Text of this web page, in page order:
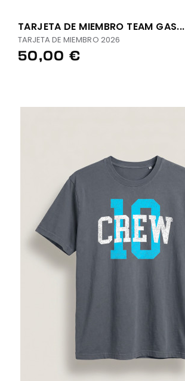
TARJETA DE MIEMBRO TEAM GAS...
TARJETA DE MIEMBRO 2026
50,00 €